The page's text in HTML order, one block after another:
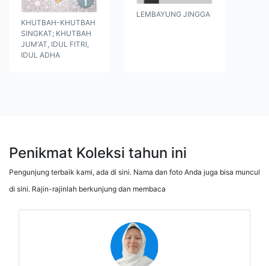
KHUTBAH-KHUTBAH
SINGKAT; KHUTBAH
JUM'AT, IDUL FITRI,
IDUL ADHA
LEMBAYUNG JINGGA
Penikmat Koleksi tahun ini
Pengunjung terbaik kami, ada di sini. Nama dan foto Anda juga bisa muncul
di sini. Rajin-rajinlah berkunjung dan membaca